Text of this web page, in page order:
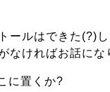
ールはできた(?)
なければお話にな
に置くか?